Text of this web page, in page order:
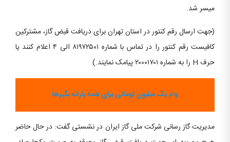
میسر شد.
(جهت ارسال رقم کنتور در استان تهران برای دریافت قبض گاز، مشترکین
کافیست رقم کنتور را در تماس با شماره ۸۱۹۷۲۵۰۱ الی ۴ اعلام کنند یا
حرف H را به شماره ۲۰۰۰۱۷۰۱ پیامک نمایند.)
وام یک میلیون تومانی برای همه یارانه بگیرها
مدیریت گاز رسانی شرکت ملی گاز ایران در نشستی گفت: در حال حاضر